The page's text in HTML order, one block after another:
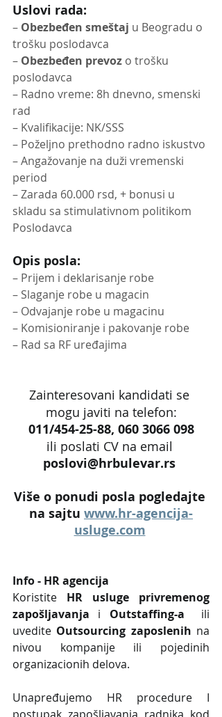
Uslovi rada:
– Obezbeđen smeštaj u Beogradu o
trošku poslodavca
– Obezbeđen prevoz o trošku
poslodavca
– Radno vreme: 8h dnevno, smenski
rad
– Kvalifikacije: NK/SSS
– Poželjno prethodno radno iskustvo
– Angažovanje na duži vremenski
period
– Zarada 60.000 rsd, + bonusi u
skladu sa stimulativnom politikom
Poslodavca
Opis posla:
– Prijem i deklarisanje robe
– Slaganje robe u magacin
– Odvajanje robe u magacinu
– Komisioniranje i pakovanje robe
– Rad sa RF uređajima
Zainteresovani kandidati se
mogu javiti na telefon:
011/454-25-88, 060 3066 098
ili poslati CV na email
poslovi@hrbulevar.rs
Više o ponudi posla pogledajte
na sajtu www.hr-agencija-
usluge.com
Info - HR agencija
Koristite HR usluge privremenog
zapošljavanja i Outstaffing-a
  ili
uvedite Outsourcing zaposlenih na
nivou kompanije ili pojedinih
organizacionih delova.
Unapređujemo HR procedure I